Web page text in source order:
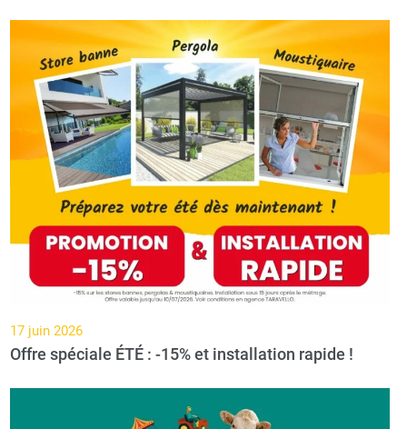
17 juin 2026
Offre spéciale ÉTÉ : -15% et installation rapide !